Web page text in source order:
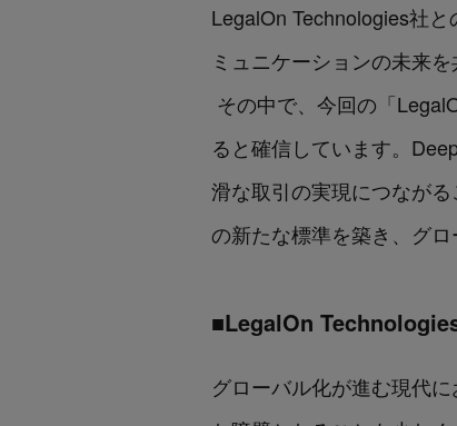
LegalOn Technologies社
ミュニケーションの未来
その中で、今回の「
ると確信しています。
滑な取引の実現につなが
の新たな標準を築き、グ
■LegalOn
グローバル化が進む現代